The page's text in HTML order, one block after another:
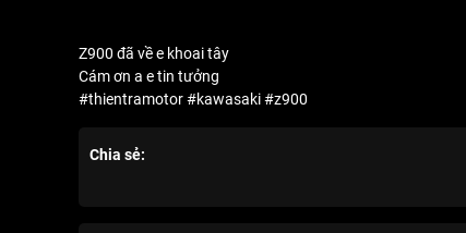
Z900 đã về e khoai tây
Cám ơn a e tin tưởng
#thientramotor #kawasaki #z900
Chia sẻ: